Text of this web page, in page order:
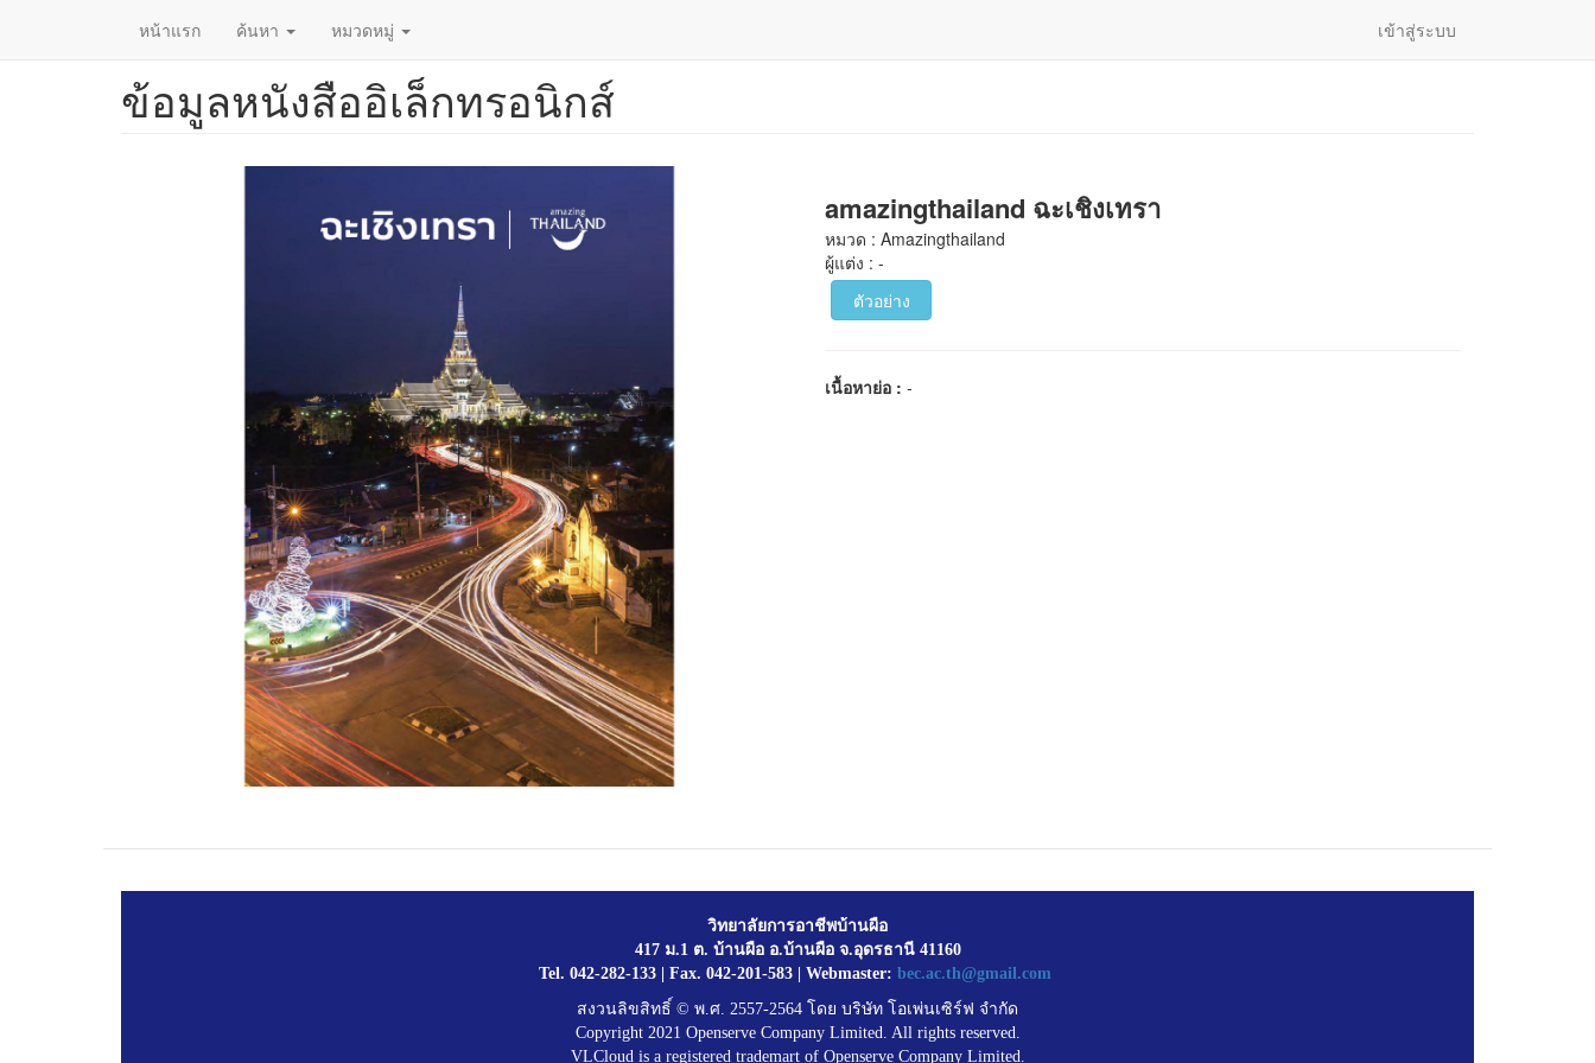
หน้าแรก ค้นหา หมวดหมู่ เข้าสู่ระบบ
ข้อมูลหนังสืออิเล็กทรอนิกส์
amazingthailand ฉะเชิงเทรา
หมวด : Amazingthailand
ผู้แต่ง : -
ตัวอย่าง
เนื้อหาย่อ :-
วิทยาลัยการอาชีพบ้านผือ
417 ม.1 ต. บ้านผือ อ.บ้านผือ จ.อุดรธานี 41160
Tel. 042-282-133 | Fax. 042-201-583 | Webmaster: bec.ac.th@gmail.com
สงวนลิขสิทธิ์ © พ.ศ. 2557-2564 โดย บริษัท โอเพ่นเซิร์ฟ จำกัด
Copyright 2021 Openserve Company Limited. All rights reserved.
VLCloud is a registered trademart of Openserve Company Limited.